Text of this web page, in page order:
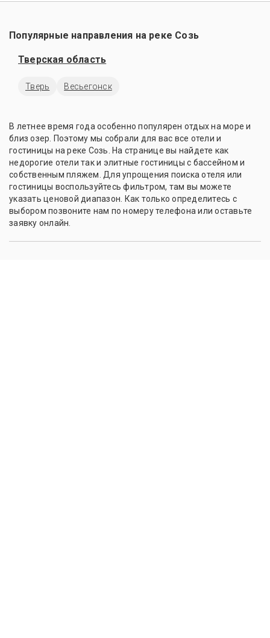
Популярные направления на реке Созь
Тверская область
Тверь Весьегонск
В летнее время года особенно популярен отдых на море и
близ озер. Поэтому мы собрали для вас все отели и
гостиницы на реке Созь. На странице вы найдете как
недорогие отели так и элитные гостиницы с бассейном и
собственным пляжем. Для упрощения поиска отеля или
гостиницы воспользуйтесь фильтром, там вы можете
указать ценовой диапазон. Как только определитесь с
выбором позвоните нам по номеру телефона или оставьте
заявку онлайн.